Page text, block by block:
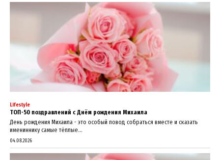
Lifestyle
ТОП-50 поздравлений с Днём рождения Михаила
День рождения Михаила - это особый повод собраться вместе и сказать
имениннику самые тёплые...
04.08.2026